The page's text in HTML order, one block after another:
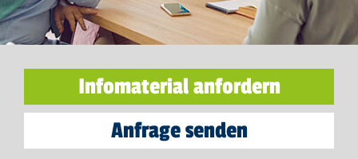
Infomaterial anfordern
Anfrage senden